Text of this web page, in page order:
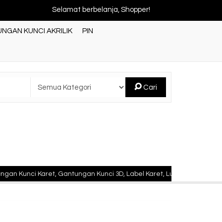
Selamat berbelanja, Shopper!
KUNCI AKRILIK PIN
Cari
Gantungan Kunci 3D, Label Karet, Luggage Tag Karet,